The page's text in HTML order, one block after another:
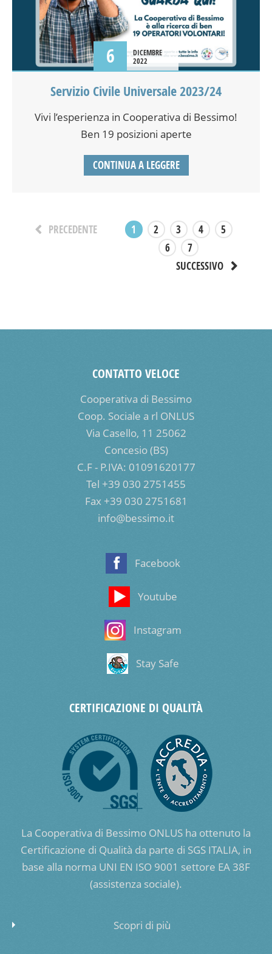
6
DICEMBRE
2022
Servizio Civile Universale 2023/24
Vivi l’esperienza in Cooperativa di Bessimo!
Ben 19 posizioni aperte
CONTINUA A LEGGERE
PRECEDENTE 1 2 3 4
5
6
7
SUCCESSIVO
CONTATTO VELOCE
Cooperativa di Bessimo
Coop. Sociale a rl ONLUS
Via Casello, 11 25062
Concesio (BS)
C.F - P.IVA: 01091620177
Tel +39 030 2751455
Fax +39 030 2751681
info@bessimo.it
Facebook
Youtube
Instagram
Stay Safe
CERTIFICAZIONE DI QUALITÀ
La Cooperativa di Bessimo ONLUS ha ottenuto la
Certificazione di Qualità da parte di SGS ITALIA, in
base alla norma UNI EN ISO 9001 settore EA 38F
(assistenza sociale).
Scopri di più